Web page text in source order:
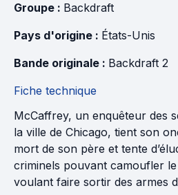
Groupe : Backdraft
Pays d'origine : États-Unis
Bande originale : Backdraft 2
Fiche technique
McCaffrey, un enquêteur des
la ville de Chicago, tient son
mort de son père et tente
criminels pouvant camoufler
voulant faire sortir des armes